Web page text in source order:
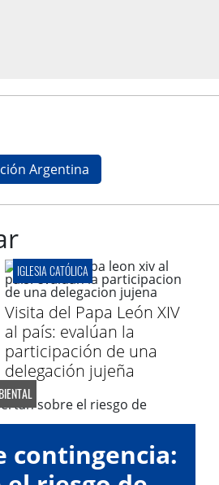
Argentina
IGLESIA CATÓLICA
Visita del Papa León XIV
al país: evalúan la
participación de una
delegación jujeña
contingencia: